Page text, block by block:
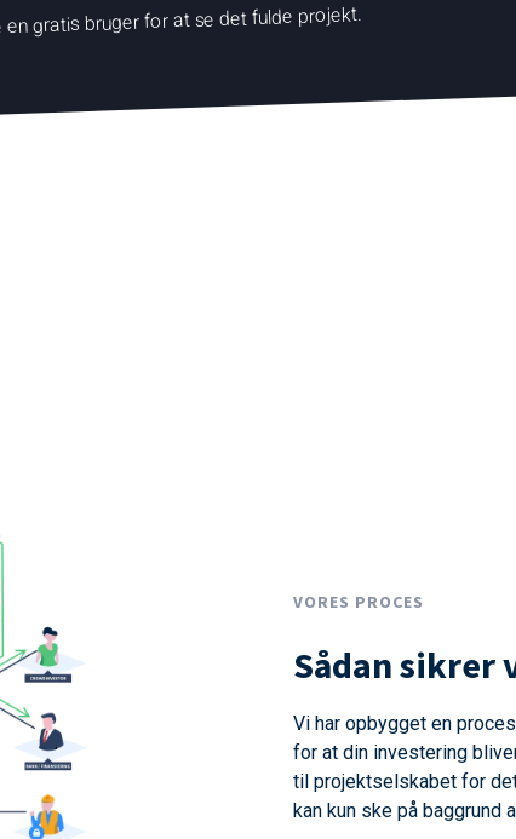
gratis bruger for at se det fulde projekt.
VORES PROCES
Sådan sikrer
Vi har opbygget en
for at din investering
til projektselskabet for
kan kun ske på baggrund